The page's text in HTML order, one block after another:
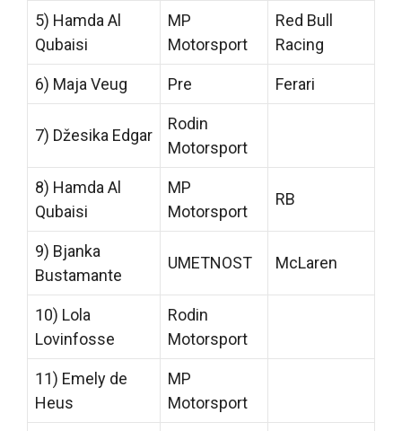
5) Hamda Al
Qubaisi
MP
Motorsport
Red Bull
Racing
6) Maja Veug Pre Ferari
7) Džesika Edgar
Rodin
Motorsport
8) Hamda Al
Qubaisi
MP
Motorsport
RB
9) Bjanka
Bustamante
UMETNOST McLaren
10) Lola
Lovinfosse
Rodin
Motorsport
11) Emely de
Heus
MP
Motorsport